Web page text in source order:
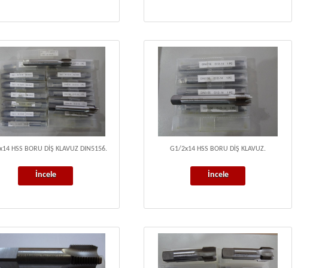
HSS BORU DİŞ KLAVUZ DIN5156.
İncele
G1/2x14 HSS BORU DİŞ KLAVUZ.
İncele